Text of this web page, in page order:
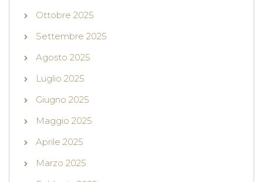
Ottobre 2025
Settembre 2025
Agosto 2025
Luglio 2025
Giugno 2025
Maggio 2025
Aprile 2025
Marzo 2025